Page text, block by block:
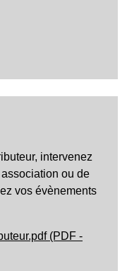
intervenez
ou de
vos évènements
(PDF -